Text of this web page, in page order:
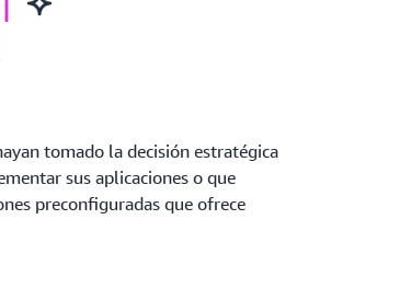
tomado la decisión estratégica
sus aplicaciones o que
preconfiguradas que ofrece